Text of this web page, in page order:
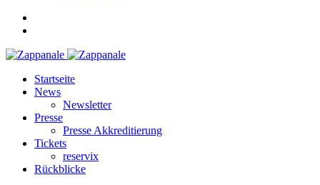
Startseite
News
Newsletter
Presse
Presse Akkreditierung
Tickets
reservix
Rückblicke